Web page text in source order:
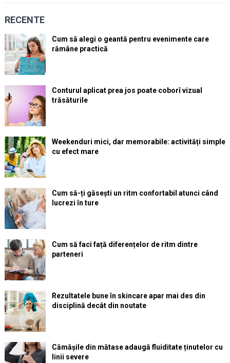
RECENTE
Cum să alegi o geantă pentru evenimente care
rămâne practică
Conturul aplicat prea jos poate coborî vizual
trăsăturile
Weekenduri mici, dar memorabile: activități simple
cu efect mare
Cum să-ți găsești un ritm confortabil atunci când
lucrezi în ture
Cum să faci față diferențelor de ritm dintre
parteneri
Rezultatele bune în skincare apar mai des din
disciplină decât din noutate
Cămășile din mătase adaugă fluiditate ținutelor cu
linii severe